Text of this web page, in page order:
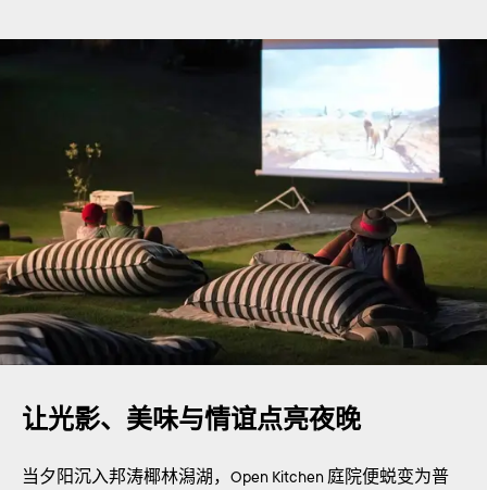
让光影、美味与情谊点亮夜晚
当夕阳沉入邦涛椰林潟湖，Open Kitchen 庭院便蜕变为普